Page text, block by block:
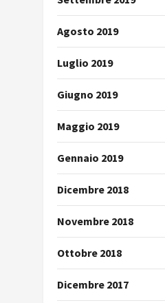
Agosto 2019
Luglio 2019
Giugno 2019
Maggio 2019
Gennaio 2019
Dicembre 2018
Novembre 2018
Ottobre 2018
Dicembre 2017